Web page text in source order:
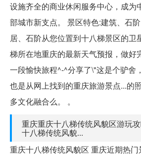
设施齐全的商业休闲服务中心，成为
部城市新支点。 景区特色:建筑、石
居、石阶从您位置到十八梯景区的卫
梯所在地重庆的最新天气预报，做好
一段愉快旅程^-^分享了\"这是个驴舍
也是从网上找到的重庆旅游景点...的
多文化融合么。 。
重庆重庆十八梯传统风貌区游玩
十八梯传统风貌...
重庆十八梯传统风貌区 重庆近期热